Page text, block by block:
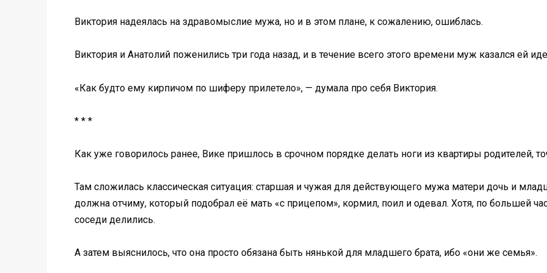
Виктория надеялась на здравомыслие мужа, но и в этом плане, к сожалению, ошиблась.
Виктория и Анатолий поженились три года назад, и в течение всего этого времени муж казался ей
«Как будто ему кирпичом по шиферу прилетело», — думала про себя Виктория.
* * *
Как уже говорилось ранее, Вике пришлось в срочном порядке делать ноги из квартиры родителей,
Там сложилась классическая ситуация: старшая и чужая для действующего мужа матери дочь и
должна отчиму, который подобрал её мать «с прицепом», кормил, поил и одевал. Хотя, по большей
соседи делились.
А затем выяснилось, что она просто обязана быть нянькой для младшего брата, ибо «они же семья».